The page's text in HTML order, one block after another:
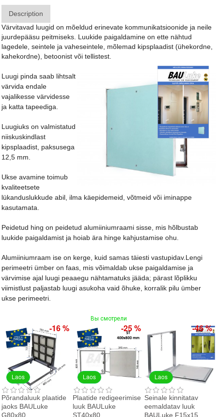
Description
Värvitavad luugid on mõeldud erinevate kommunikatsioonide ja neile
juurdepääsu peitmiseks. Luukide paigaldamine on ette nähtud
lagedele, seintele ja vaheseintele, mõlemad kipsplaadist (ühekordne,
kahekordne), betoonist või tellistest.
Luugi pinda saab lihtsalt
värvida endale
vajalikesse värvidesse
ja katta tapeediga.
Luugiuks on valmistatud
niiskuskindlast
kipsplaadist, paksusega
12,5 mm.
Ukse avamine toimub
kvaliteetsete
lükanduslukkude abil, ilma käepidemeid, võtmeid või iminappe
kasutamata.
Peidetud hing on peidetud alumiiniumraami sisse, mis hõlbustab
luukide paigaldamist ja hoiab ära hinge kahjustamise ohu.
Alumiiniumraam ise on kerge, kuid samas täiesti vastupidav.Lengi
perimeetri ümber on faas, mis võimaldab ukse paigaldamise ja
värvimise ajal luugi peaaegu nähtamatuks jääda; pärast lõplikku
viimistlust paljastab luugi asukoha vaid õhuke, korralik pilu ümber
ukse perimeetri.
Вы смотрели
Laos
-16 %
Põrandaluuk plaatide
jaoks BAULuke
G80x80
Laos
-25 %
Plaatide redigeerimise
luuk BAULuke
ST40x80
Laos
-46 %
Seinale kinnitatav
eemaldatav luuk
BAULuke F15x15